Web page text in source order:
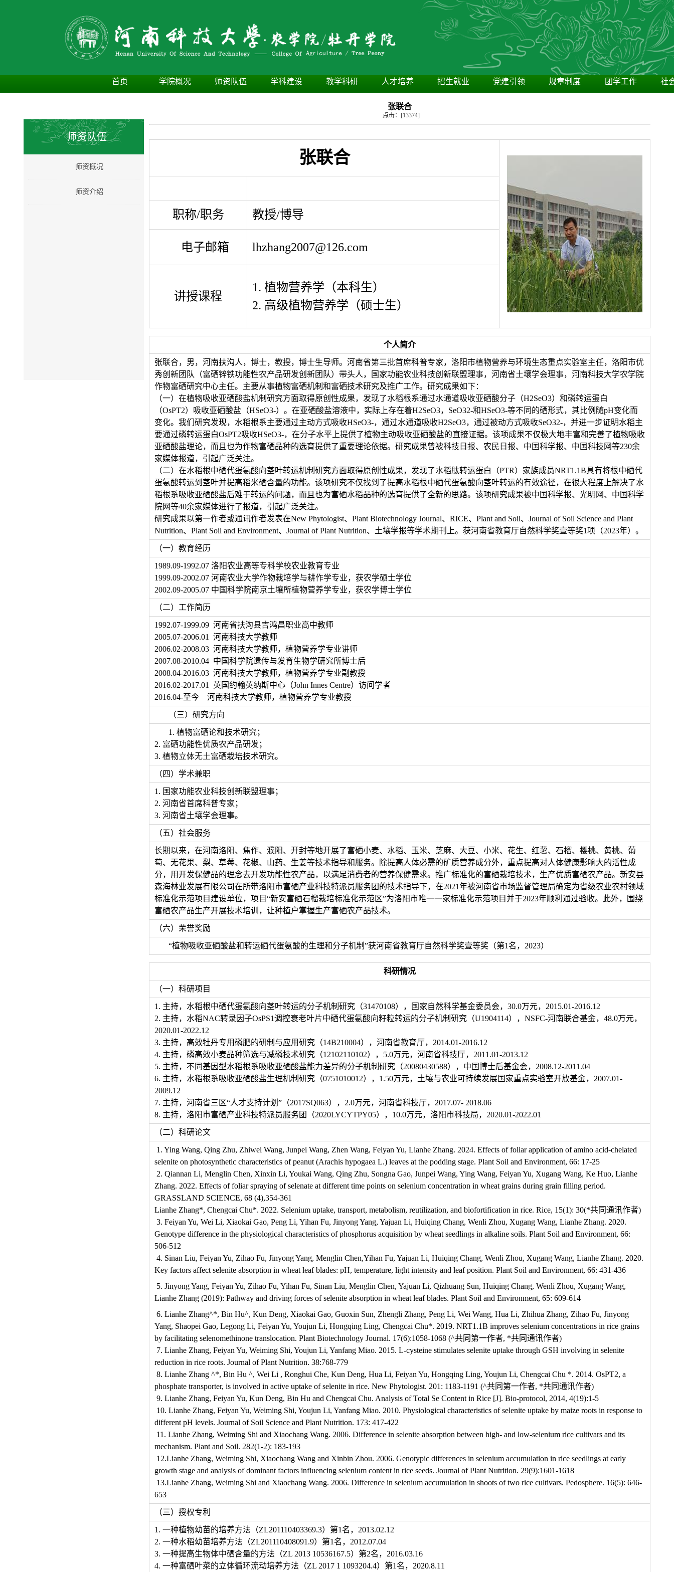
首页 学院概况 师资队伍 学科建设 教学科研 人才培养 招生就业 党建引领 规章制度 团学工作 社
师资队伍
师资概况
师资介绍
张联合
点击：[13374]
张联合
职称/职务 教授/博导
电子邮箱 lhzhang2007@126.com
讲授课程
1. 植物营养学（本科生）
2. 高级植物营养学（硕士生）
个人简介
张联合，男，河南扶沟人，博士，教授，博士生导师。河南省第三批首席科普专家，洛阳市植物营养与环境生态重点实验室主任，洛阳市优
秀创新团队（富硒锌铁功能性农产品研发创新团队）带头人，国家功能农业科技创新联盟理事，河南省土壤学会理事，河南科技大学农学院
作物富硒研究中心主任。主要从事植物富硒机制和富硒技术研究及推广工作。研究成果如下：
（一）在植物吸收亚硒酸盐机制研究方面取得原创性成果，发现了水稻根系通过水通道吸收亚硒酸分子（H2SeO3）和磷转运蛋白
（OsPT2）吸收亚硒酸盐（HSeO3-）。在亚硒酸盐溶液中，实际上存在着H2SeO3，SeO32-和HSeO3-等不同的硒形式，其比例随pH变化而
变化。我们研究发现，水稻根系主要通过主动方式吸收HSeO3-，通过水通道吸收H2SeO3，通过被动方式吸收SeO32-，并进一步证明水稻主
要通过磷转运蛋白OsPT2吸收HSeO3-，在分子水平上提供了植物主动吸收亚硒酸盐的直接证据。该项成果不仅极大地丰富和完善了植物吸收
亚硒酸盐理论，而且也为作物富硒品种的选育提供了重要理论依据。研究成果曾被科技日报、农民日报、中国科学报、中国科技网等230余
家媒体报道，引起广泛关注。
（二）在水稻根中硒代蛋氨酸向茎叶转运机制研究方面取得原创性成果，发现了水稻肽转运蛋白（PTR）家族成员NRT1.1B具有将根中硒代
蛋氨酸转运到茎叶并提高稻米硒含量的功能。该项研究不仅找到了提高水稻根中硒代蛋氨酸向茎叶转运的有效途径，在很大程度上解决了水
稻根系吸收亚硒酸盐后难于转运的问题，而且也为富硒水稻品种的选育提供了全新的思路。该项研究成果被中国科学报、光明网、中国科学
院网等40余家媒体进行了报道，引起广泛关注。
研究成果以第一作者或通讯作者发表在New Phytologist、Plant Biotechnology Journal、RICE、Plant and Soil、Journal of Soil Science and Plant
Nutrition、Plant Soil and Environment、Journal of Plant Nutrition、土壤学报等学术期刊上。获河南省教育厅自然科学奖壹等奖1项（2023年）。
（一）教育经历
1989.09-1992.07 洛阳农业高等专科学校农业教育专业
1999.09-2002.07 河南农业大学作物栽培学与耕作学专业，获农学硕士学位
2002.09-2005.07 中国科学院南京土壤所植物营养学专业，获农学博士学位
（二）工作简历
1992.07-1999.09 河南省扶沟县吉鸿昌职业高中教师
2005.07-2006.01 河南科技大学教师
2006.02-2008.03 河南科技大学教师，植物营养学专业讲师
2007.08-2010.04 中国科学院遗传与发育生物学研究所博士后
2008.04-2016.03 河南科技大学教师，植物营养学专业副教授
2016.02-2017.01 英国约翰英纳斯中心（John Innes Centre）访问学者
2016.04-至今 河南科技大学教师，植物营养学专业教授
（三）研究方向
1. 植物富硒论和技术研究；
2. 富硒功能性优质农产品研发；
3. 植物立体无土富硒栽培技术研究。
（四）学术兼职
1. 国家功能农业科技创新联盟理事；
2. 河南省首席科普专家；
3. 河南省土壤学会理事。
（五）社会服务
长期以来，在河南洛阳、焦作、濮阳、开封等地开展了富硒小麦、水稻、玉米、芝麻、大豆、小米、花生、红薯、石榴、樱桃、黄桃、葡
萄、无花果、梨、草莓、花椒、山药、生姜等技术指导和服务。除提高人体必需的矿质营养成分外，重点提高对人体健康影响大的活性成
分，用开发保健品的理念去开发功能性农产品，以满足消费者的营养保健需求。推广标准化的富硒栽培技术，生产优质富硒农产品。新安县
森海林业发展有限公司在所带洛阳市富硒产业科技特派员服务团的技术指导下，在2021年被河南省市场监督管理局确定为省级农业农村领域
标准化示范项目建设单位，项目“新安富硒石榴栽培标准化示范区”为洛阳市唯一一家标准化示范项目并于2023年顺利通过验收。此外，围绕
富硒农产品生产开展技术培训，让种植户掌握生产富硒农产品技术。
（六）荣誉奖励
“植物吸收亚硒酸盐和转运硒代蛋氨酸的生理和分子机制”获河南省教育厅自然科学奖壹等奖（第1名，2023）
科研情况
（一）科研项目
1. 主持，水稻根中硒代蛋氨酸向茎叶转运的分子机制研究（31470108），国家自然科学基金委员会，30.0万元，2015.01-2016.12
2. 主持，水稻NAC转录因子OsPS1调控衰老叶片中硒代蛋氨酸向籽粒转运的分子机制研究（U1904114），NSFC-河南联合基金，48.0万元，
2020.01-2022.12
3. 主持，高效牡丹专用磷肥的研制与应用研究（14B210004），河南省教育厅，2014.01-2016.12
4. 主持，磷高效小麦品种筛选与减磷技术研究（12102110102），5.0万元，河南省科技厅，2011.01-2013.12
5. 主持，不同基因型水稻根系吸收亚硒酸盐能力差异的分子机制研究（20080430588），中国博士后基金会，2008.12-2011.04
6. 主持，水稻根系吸收亚硒酸盐生理机制研究（0751010012），1.50万元，土壤与农业可持续发展国家重点实验室开放基金，2007.01-
2009.12
7. 主持，河南省三区“人才支持计划”（2017SQ063），2.0万元，河南省科技厅，2017.07- 2018.06
8. 主持，洛阳市富硒产业科技特派员服务团（2020LYCYTPY05），10.0万元，洛阳市科技局，2020.01-2022.01
（二）科研论文
1. Ying Wang, Qing Zhu, Zhiwei Wang, Junpei Wang, Zhen Wang, Feiyan Yu, Lianhe Zhang. 2024. Effects of foliar application of amino acid-chelated
selenite on photosynthetic characteristics of peanut (Arachis hypogaea L.) leaves at the podding stage. Plant Soil and Environment, 66: 17-25
2. Qiannan Li, Menglin Chen, Xinxin Li, Youkai Wang, Qing Zhu, Songna Gao, Junpei Wang, Ying Wang, Feiyan Yu, Xugang Wang, Ke Huo, Lianhe
Zhang. 2022. Effects of foliar spraying of selenate at different time points on selenium concentration in wheat grains during grain filling period.
GRASSLAND SCIENCE, 68 (4),354-361
Lianhe Zhang*, Chengcai Chu*. 2022. Selenium uptake, transport, metabolism, reutilization, and biofortification in rice. Rice, 15(1): 30(*共同通讯作者)
3. Feiyan Yu, Wei Li, Xiaokai Gao, Peng Li, Yihan Fu, Jinyong Yang, Yajuan Li, Huiqing Chang, Wenli Zhou, Xugang Wang, Lianhe Zhang. 2020.
Genotype difference in the physiological characteristics of phosphorus acquisition by wheat seedlings in alkaline soils. Plant Soil and Environment, 66:
506-512
4. Sinan Liu, Feiyan Yu, Zihao Fu, Jinyong Yang, Menglin Chen,Yihan Fu, Yajuan Li, Huiqing Chang, Wenli Zhou, Xugang Wang, Lianhe Zhang. 2020.
Key factors affect selenite absorption in wheat leaf blades: pH, temperature, light intensity and leaf position. Plant Soil and Environment, 66: 431-436
5. Jinyong Yang, Feiyan Yu, Zihao Fu, Yihan Fu, Sinan Liu, Menglin Chen, Yajuan Li, Qizhuang Sun, Huiqing Chang, Wenli Zhou, Xugang Wang,
Lianhe Zhang (2019): Pathway and driving forces of selenite absorption in wheat leaf blades. Plant Soil and Environment, 65: 609-614
6. Lianhe Zhang^*, Bin Hu^, Kun Deng, Xiaokai Gao, Guoxin Sun, Zhengli Zhang, Peng Li, Wei Wang, Hua Li, Zhihua Zhang, Zihao Fu, Jinyong
Yang, Shaopei Gao, Legong Li, Feiyan Yu, Youjun Li, Hongqing Ling, Chengcai Chu*. 2019. NRT1.1B improves selenium concentrations in rice grains
by facilitating selenomethinone translocation. Plant Biotechnology Journal. 17(6):1058-1068 (^共同第一作者, *共同通讯作者)
7. Lianhe Zhang, Feiyan Yu, Weiming Shi, Youjun Li, Yanfang Miao. 2015. L-cysteine stimulates selenite uptake through GSH involving in selenite
reduction in rice roots. Journal of Plant Nutrition. 38:768-779
8. Lianhe Zhang ^*, Bin Hu ^, Wei Li , Ronghui Che, Kun Deng, Hua Li, Feiyan Yu, Hongqing Ling, Youjun Li, Chengcai Chu *. 2014. OsPT2, a
phosphate transporter, is involved in active uptake of selenite in rice. New Phytologist. 201: 1183-1191 (^共同第一作者, *共同通讯作者)
9. Lianhe Zhang, Feiyan Yu, Kun Deng, Bin Hu and Chengcai Chu. Analysis of Total Se Content in Rice [J]. Bio-protocol, 2014, 4(19):1-5
10. Lianhe Zhang, Feiyan Yu, Weiming Shi, Youjun Li, Yanfang Miao. 2010. Physiological characteristics of selenite uptake by maize roots in response to
different pH levels. Journal of Soil Science and Plant Nutrition. 173: 417-422
11. Lianhe Zhang, Weiming Shi and Xiaochang Wang. 2006. Difference in selenite absorption between high- and low-selenium rice cultivars and its
mechanism. Plant and Soil. 282(1-2): 183-193
12.Lianhe Zhang, Weiming Shi, Xiaochang Wang and Xinbin Zhou. 2006. Genotypic differences in selenium accumulation in rice seedlings at early
growth stage and analysis of dominant factors influencing selenium content in rice seeds. Journal of Plant Nutrition. 29(9):1601-1618
13.Lianhe Zhang, Weiming Shi and Xiaochang Wang. 2006. Difference in selenium accumulation in shoots of two rice cultivars. Pedosphere. 16(5): 646-
653
（三）授权专利
1. 一种植物幼苗的培养方法（ZL201110403369.3）第1名，2013.02.12
2. 一种水稻幼苗培养方法（ZL201110408091.9）第1名，2012.07.04
3. 一种提高生物体中硒含量的方法（ZL 2013 10536167.5）第2名，2016.03.16
4. 一种富硒叶菜的立体循环流动培养方法（ZL 2017 1 1093204.4）第1名，2020.8.11